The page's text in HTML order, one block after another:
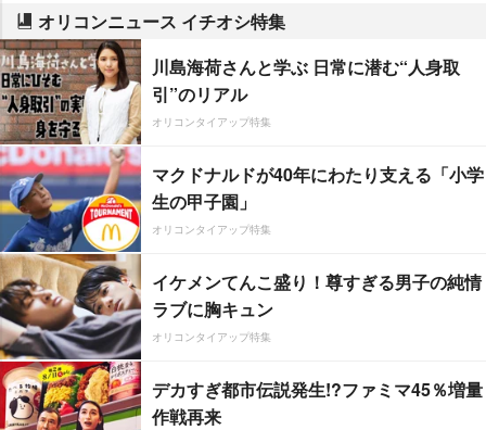
オリコンニュース イチオシ特集
川島海荷さんと学ぶ 日常に潜む“人身取
引”のリアル
オリコンタイアップ特集
マクドナルドが40年にわたり支える「小学
生の甲子園」
オリコンタイアップ特集
イケメンてんこ盛り！尊すぎる男子の純情
ラブに胸キュン
オリコンタイアップ特集
デカすぎ都市伝説発生!?ファミマ45％増量
作戦再来